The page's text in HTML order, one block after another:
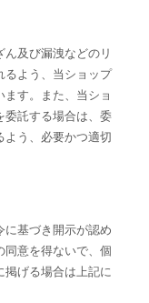
及び漏洩などのリ
るよう、当ショップ
す。また、当ショ
委託する場合は、委
よう、必要かつ適切
に基づき開示が認め
同意を得ないで、個
掲げる場合は上記に